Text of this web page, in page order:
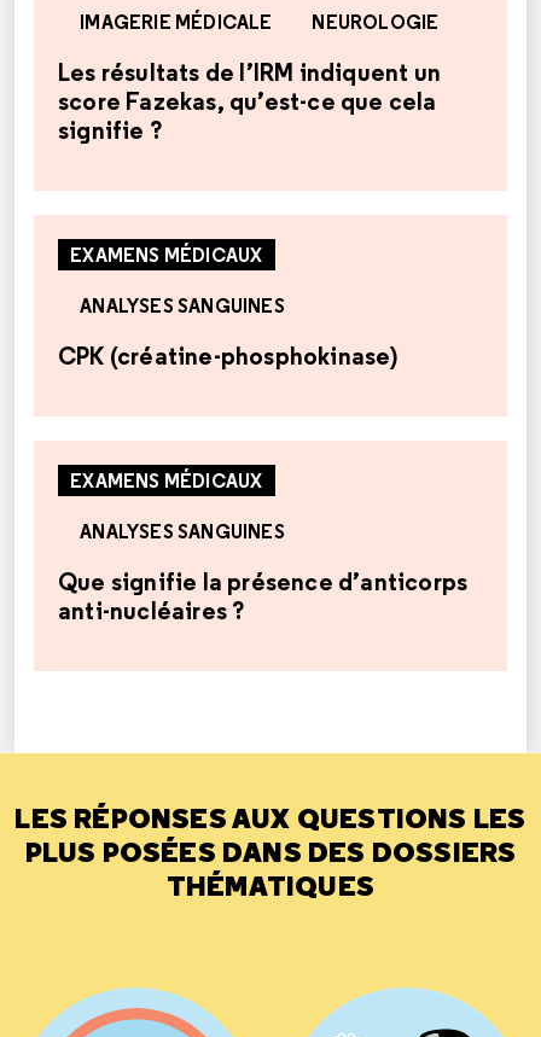
IMAGERIE MÉDICALE NEUROLOGIE
Les résultats de l’IRM indiquent un
score Fazekas, qu’est-ce que cela
signifie ?
EXAMENS MÉDICAUX
ANALYSES SANGUINES
CPK (créatine-phosphokinase)
EXAMENS MÉDICAUX
ANALYSES SANGUINES
Que signifie la présence d’anticorps
anti-nucléaires ?
LES RÉPONSES AUX QUESTIONS LES
PLUS POSÉES DANS DES DOSSIERS
THÉMATIQUES